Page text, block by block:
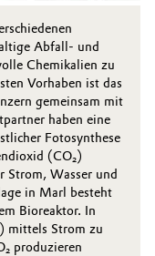
Abfall- und
Chemikalien zu
Vorhaben ist das
gemeinsam mit
haben eine
Fotosynthese
(CO₂)
Strom, Wasser und
in Marl besteht
Bioreaktor. In
mittels Strom zu
produzieren